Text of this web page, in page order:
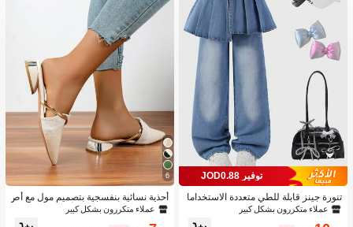
توفير JOD0.88
تنورة جينز قابلة للطي متعددة الاستخداما
ت بتصميم قطعتين للبنات 1 قطعة
عملاء متكررون بشكل كبير
6
أحذية نسائية بنفسجية بتصميم مول مع أص
بع مدبب وكعب منخفض، أحذية من الجلد ا
عملاء متكررون بشكل كبير